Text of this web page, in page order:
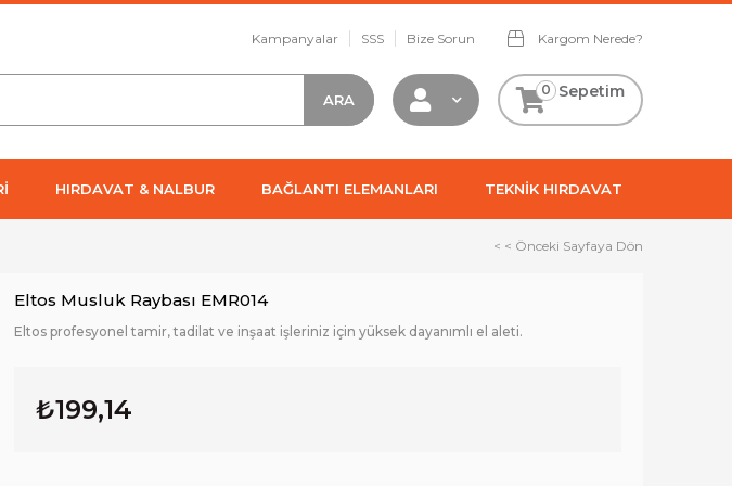
Kampanyalar SSS Bize Sorun Kargom Nerede?
Sepetim
0
HIRDAVAT & NALBUR BAĞLANTI ELEMANLARI TEKNİK HIRDAVAT
< < Önceki Sayfaya Dön
Eltos Musluk Raybası EMR014
Eltos profesyonel tamir, tadilat ve inşaat işleriniz için yüksek dayanımlı el aleti.
₺199,14